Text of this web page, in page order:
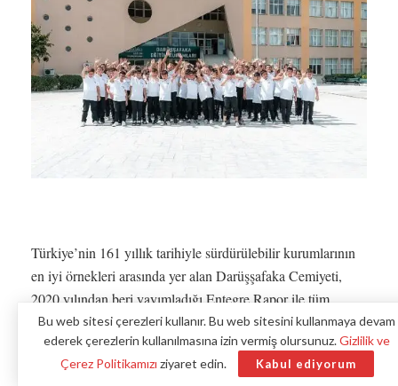
Türkiye’nin 161 yıllık tarihiyle sürdürülebilir kurumlarının
en iyi örnekleri arasında yer alan Darüşşafaka Cemiyeti,
2020 yılından beri yayımladığı Entegre Rapor ile tüm
çalışmalarını şeffaf bir şekilde ortaya koyuyor.
Benzer haberler
Bu web sitesi çerezleri kullanır. Bu web sitesini kullanmaya devam
ederek çerezlerin kullanılmasına izin vermiş olursunuz.Gizlilik ve
Çerez Politikamızı ziyaret edin. Kabul ediyorum